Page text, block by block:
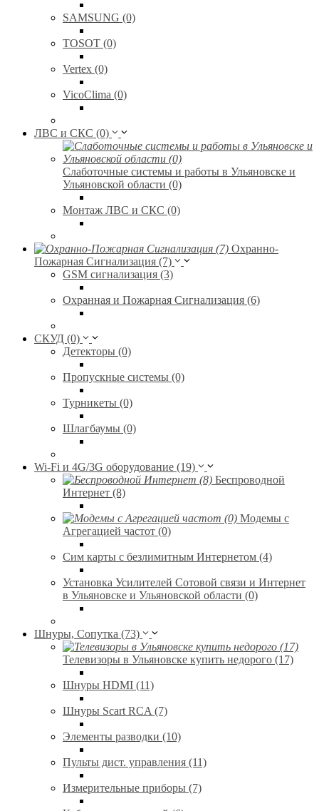
SAMSUNG (0)
TOSOT (0)
Vertex (0)
VicoClima (0)
ЛВС и СКС (0)
Слаботочные системы и работы в Ульяновске и
Ульяновской области (0)
Монтаж ЛВС и СКС (0)
Охранно-
Пожарная Сигнализация (7)
GSM сигнализация (3)
Охранная и Пожарная Сигнализация (6)
СКУД (0)
Детекторы (0)
Пропускные системы (0)
Турникеты (0)
Шлагбаумы (0)
Wi-Fi и 4G/3G оборудование (19)
Беспроводной
Интернет (8)
Модемы с
Агрегацией частот (0)
Сим карты с безлимитным Интернетом (4)
Установка Усилителей Сотовой связи и Интернет
в Ульяновске и Ульяновской области (0)
Шнуры, Сопутка (73)
Телевизоры в Ульяновске купить недорого (17)
Шнуры HDMI (11)
Шнуры Scart RCA (7)
Элементы разводки (10)
Пульты дист. управления (11)
Измерительные приборы (7)